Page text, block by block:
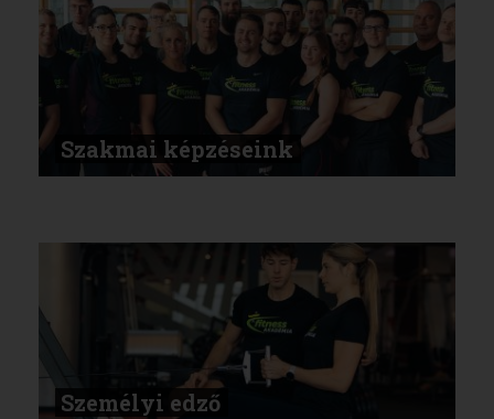
Szakmai képzéseink
Személyi edző